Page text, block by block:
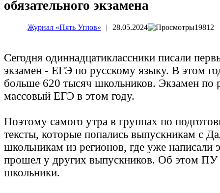
обязательного экзамена
Журнал «Пять Углов» | 28.05.2024 19812
Сегодня одиннадцатиклассники писали
экзамен - ЕГЭ по русскому языку. В этом
больше 620 тысяч школьников. Экзамен
массовый ЕГЭ в этом году.
Поэтому самого утра в группах по
тексты, которые попались выпускникам с
школьникам из регионов, где уже написали
прошел у других выпускников. Об этом ПУ
школьники.